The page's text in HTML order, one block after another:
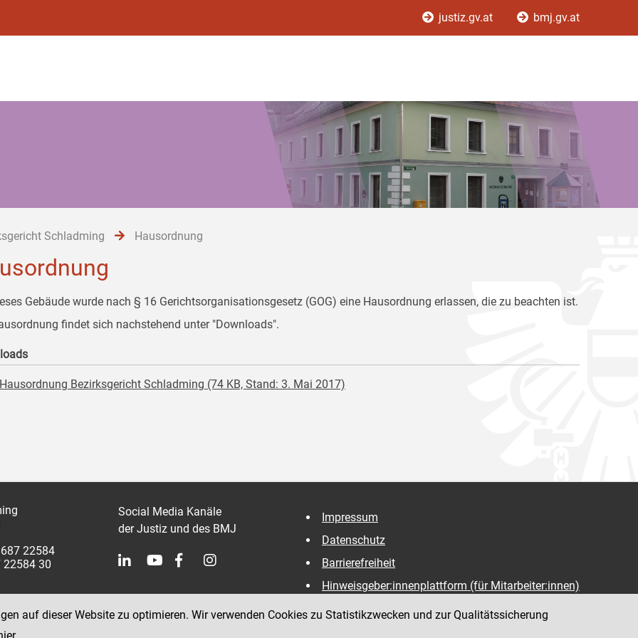
justiz.gv.at bmj.gv.at
Schladming Hausordnung
Gebäude wurde nach § 16 Gerichtsorganisationsgesetz (GOG) eine Hausordnung erlassen, die zu beachten ist.
findet sich nachstehend unter "Downloads".
Hausordnung Bezirksgericht Schladming (74 KB, Stand: 3. Mai 2017)
22584
22584 30
Social Media Kanäle
der Justiz und des BMJ
Impressum
Datenschutz
Barrierefreiheit
Hinweisgeber:innenplattform (für Mitarbeiter:innen)
auf dieser Website zu optimieren. Wir verwenden Cookies zu Statistikzwecken und zur Qualitätssicherung